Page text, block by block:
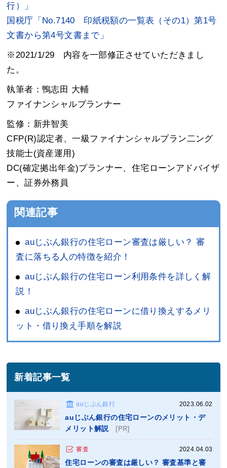
行）」
国税庁「No.7140 印紙税額の一覧表（その1）第1号
文書から第4号文書まで」
※2021/1/29 内容を一部修正させていただきまし
た。
執筆者：鴨志田 大輔
ファイナンシャルプランナー
監修：新井智美
CFP(R)認定者、一級ファイナンシャルプラン二ング
技能士(資産運用)
DC(確定拠出年金)プランナー、住宅ローンアドバイザ
ー、証券外務員
関連記事
auじぶん銀行の住宅ローン審査は厳しい？ 審
査に落ちる人の特徴を紹介！
auじぶん銀行の住宅ローン利用条件を詳しく解
説！
auじぶん銀行の住宅ローンに借り換えするメリ
ット・借り換え手順を解説
新着記事一覧
auじぶん銀行 2023.06.02
auじぶん銀行の住宅ローンのメリット・デ
メリット解説[PR]
審査 2024.04.03
住宅ローンの審査は厳しい？ 審査基準と審